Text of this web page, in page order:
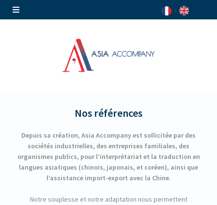
Nos références
Depuis sa création, Asia Accompany est sollicitée par des
sociétés industrielles, des entreprises familiales, des
organismes publics, pour l’interprétariat et la traduction en
langues asiatiques (chinois, japonais, et coréen), ainsi que
l’assistance import-export avec la Chine.
Notre souplesse et notre adaptation nous permettent